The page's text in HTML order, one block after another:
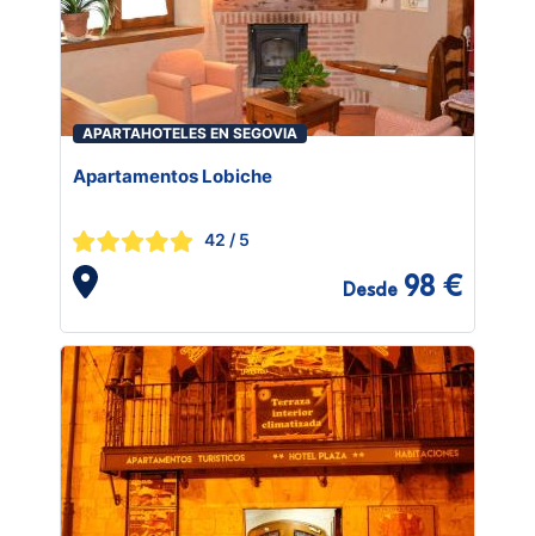
APARTAHOTELES EN SEGOVIA
Apartamentos Lobiche
42 / 5
Desde 98 €